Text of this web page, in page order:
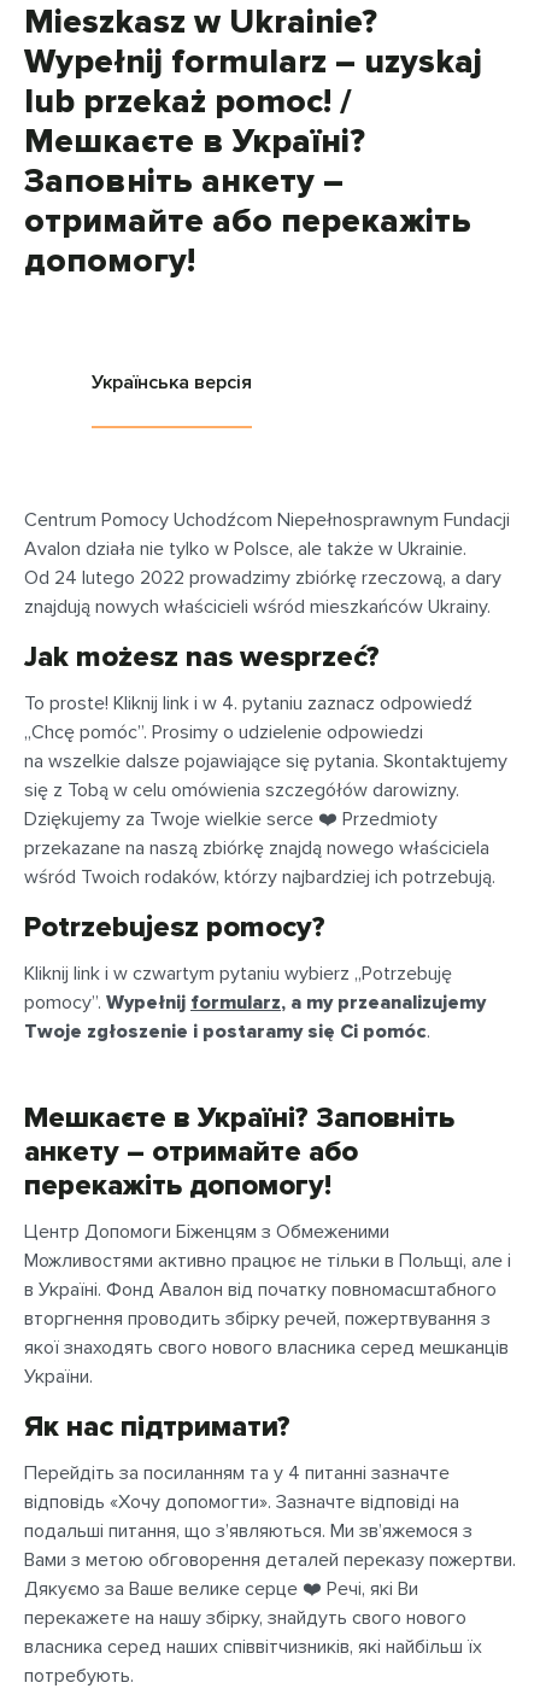
Mieszkasz w Ukrainie?
Wypełnij formularz – uzyskaj
lub przekaż pomoc! /
Мешкаєте в Україні?
Заповніть анкету –
отримайте або перекажіть
допомогу!
Українська версія
Centrum Pomocy Uchodźcom Niepełnosprawnym Fundacji
Avalon działa nie tylko w Polsce, ale także w Ukrainie.
Od 24 lutego 2022 prowadzimy zbiórkę rzeczową, a dary
znajdują nowych właścicieli wśród mieszkańców Ukrainy.
Jak możesz nas wesprzeć?
To proste! Kliknij link i w 4. pytaniu zaznacz odpowiedź
„Chcę pomóc”. Prosimy o udzielenie odpowiedzi
na wszelkie dalsze pojawiające się pytania. Skontaktujemy
się z Tobą w celu omówienia szczegółów darowizny.
Dziękujemy za Twoje wielkie serce ❤️ Przedmioty
przekazane na naszą zbiórkę znajdą nowego właściciela
wśród Twoich rodaków, którzy najbardziej ich potrzebują.
Potrzebujesz pomocy?
Kliknij link i w czwartym pytaniu wybierz „Potrzebuję
pomocy”. Wypełnij formularz, a my przeanalizujemy
Twoje zgłoszenie i postaramy się Ci pomóc.
Мешкаєте в Україні? Заповніть
анкету – отримайте або
перекажіть допомогу!
Центр Допомоги Біженцям з Обмеженими
Можливостями активно працює не тільки в Польщі, але і
в Україні. Фонд Авалон від початку повномасштабного
вторгнення проводить збірку речей, пожертвування з
якої знаходять свого нового власника серед мешканців
України.
Як нас підтримати?
Перейдіть за посиланням та у 4 питанні зазначте
відповідь «Хочу допомогти». Зазначте відповіді на
подальші питання, що з’являються. Ми зв’яжемося з
Вами з метою обговорення деталей переказу пожертви.
Дякуємо за Ваше велике серце ❤️ Речі, які Ви
перекажете на нашу збірку, знайдуть свого нового
власника серед наших співвітчизників, які найбільш їх
потребують.